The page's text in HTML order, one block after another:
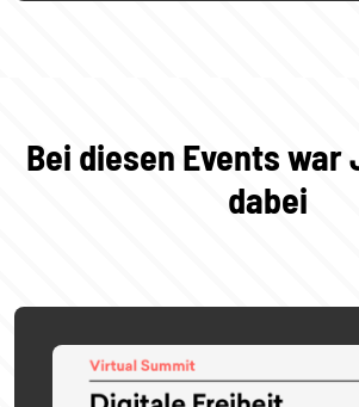
Bei diesen Events war
dabei